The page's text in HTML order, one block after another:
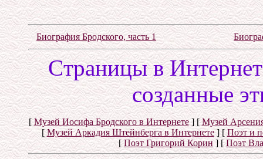
Биография Бродского, часть 1
Cтраницы в
созданные
[Музей Иосифа Бродского в Интернете] [Музей
[Музей Аркадия Штейнберга в Интернете] [Поэт и
[Поэт Григорий Корин ] [Поэт